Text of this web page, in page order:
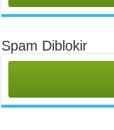
Spam Diblokir